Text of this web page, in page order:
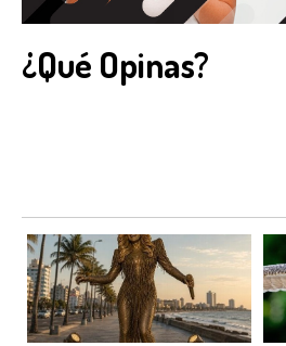
¿Qué Opinas?